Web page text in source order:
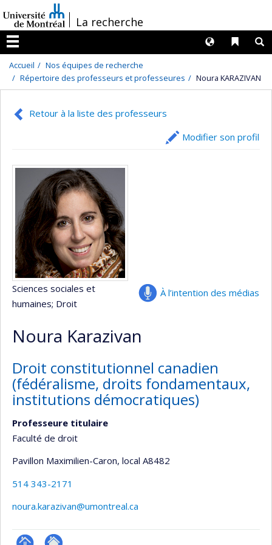
au
contenu
/La recherche
Menu
Liens
Langues
Accueil
Nos équipes de recherche
Répertoire des professeurs et professeures
Noura KARAZIVAN
Retour à la liste des professeurs
Modifier son profil
À l’intention des médias
Sciences sociales et
humaines; Droit
Noura Karazivan
Droit constitutionnel canadien
(fédéralisme, droits fondamentaux,
institutions démocratiques)
Professeure titulaire
Faculté de droit
Pavillon Maximilien-Caron, local A8482
514 343-2171
noura.karazivan@umontreal.ca